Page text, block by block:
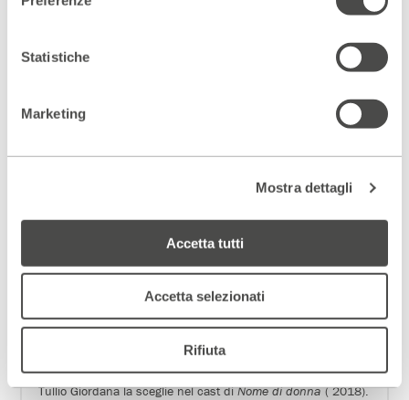
Statistiche
Marketing
Mostra dettagli
Accetta tutti
Accetta selezionati
Rifiuta
Amore ai tempi
ne
La Prova
, scritto e diretto da Pascal Rambert, ed è stata
la protagonista di
di Ariel Dorfman diretto da C.
Al Teatro Franco Parenti di Milano inizia una collaborazione
artistica con
, testo argentino di M. Diament, ed
Testori, diretta da Andrée Ruth Shammah.Èla protagonista
ruolo di Elena nella tragedia di Euripide al Teatro Greco di
Siracusa è Clitennestra nell’Oresteadi Davide Livermore nel
2021. Cura adattamento e regia deLa Gilda
Testori, in cui recita e canta accompagnata dal Maestro A.
Nidi. Vince il Premio Internazionale Flaiano alla Carriera nel
Distretto di Polizia, in cinema ha partecipato a film coi fratelli
Taviani, U. Marino, J. P. Rappenau e a molte produzioni
francesi all’estero. Accanto ad Angela Finocchiaro recita in
un ruolo brillante nel filmCi vuole un gran fisicoe Marco
Tullio Giordana la sceglie nel cast diNome di donna( 2018).